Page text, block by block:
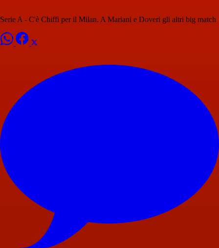
Serie A - C'è Chiffi per il Milan. A Mariani e Doveri gli altri big match